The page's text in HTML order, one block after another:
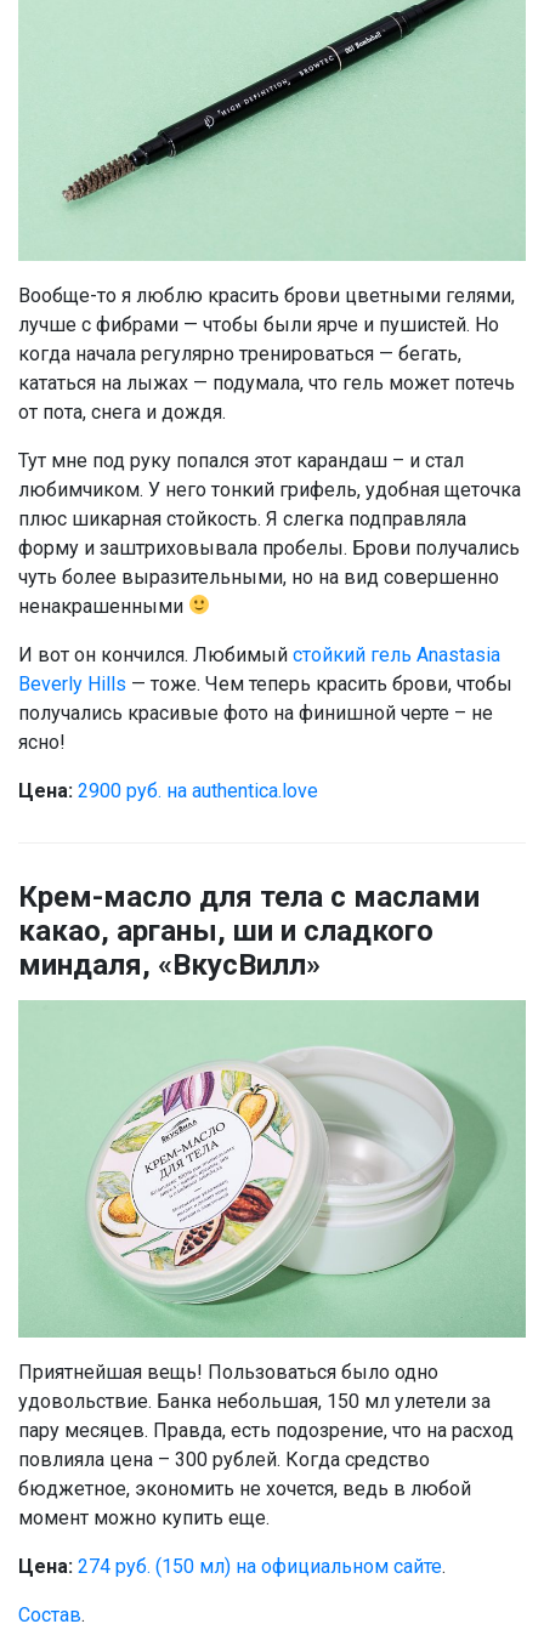
Вообще-то я люблю красить брови цветными гелями,
лучше с фибрами — чтобы были ярче и пушистей. Но
когда начала регулярно тренироваться — бегать,
кататься на лыжах — подумала, что гель может потечь
от пота, снега и дождя.
Тут мне под руку попался этот карандаш – и стал
любимчиком. У него тонкий грифель, удобная щеточка
плюс шикарная стойкость. Я слегка подправляла
форму и заштриховывала пробелы. Брови получались
чуть более выразительными, но на вид совершенно
ненакрашенными
И вот он кончился. Любимый стойкий гель Anastasia
Beverly Hills — тоже. Чем теперь красить брови, чтобы
получались красивые фото на финишной черте – не
ясно!
Цена: 2900 руб. на authentica.love
Крем-масло для тела с маслами
какао, арганы, ши и сладкого
миндаля, «ВкусВилл»
Приятнейшая вещь! Пользоваться было одно
удовольствие. Банка небольшая, 150 мл улетели за
пару месяцев. Правда, есть подозрение, что на расход
повлияла цена – 300 рублей. Когда средство
бюджетное, экономить не хочется, ведь в любой
момент можно купить еще.
Цена: 274 руб. (150 мл) на официальном сайте.
Состав.